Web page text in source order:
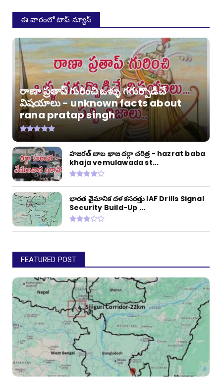
ఈ వారంలో టాప్ న్యూస్
రాణా ప్రతాప్ గురించి ఒళ్ళు గగుర్పొడిచే
విషయాలు - unknown facts about
rana pratap singh
హజరత్ బాబ ఖాజ దర్గా చరిత్ర - hazrat baba
khaja vemulawada st...
భారత వైమానిక దళ కసరత్తు IAF Drills Signal
Security Build-Up ...
FEATURED POST